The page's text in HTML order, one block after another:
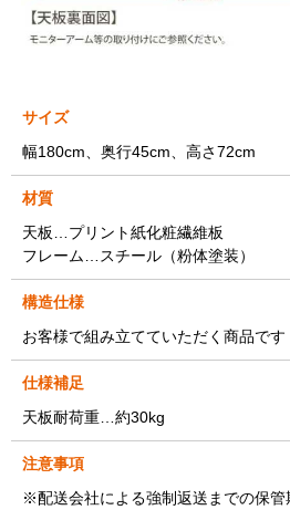
サイズ
幅180cm、奥行45cm、高さ72cm
材質
天板…プリント紙化粧繊維板
フレーム…スチール（粉体塗装）
構造仕様
お客様で組み立てていただく商品です
仕様補足
天板耐荷重…約30kg
注意事項
※配送会社による強制返送までの保管